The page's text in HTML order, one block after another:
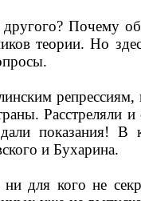
Почему
теории. Но
Расстреляли
показания! В
и Бухарина.
ни для кого не